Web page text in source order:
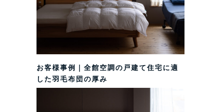
お客様事例｜全館空調の戸建て住宅に適
した羽毛布団の厚み